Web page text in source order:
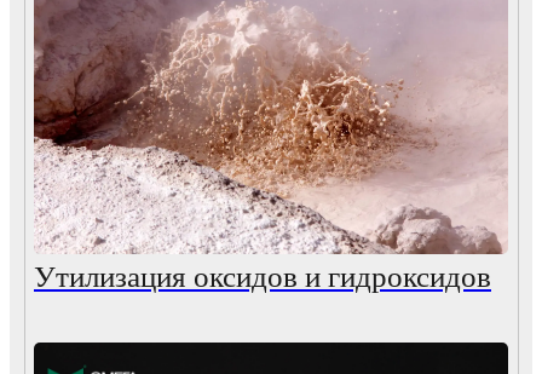
Утилизация оксидов и гидроксидов